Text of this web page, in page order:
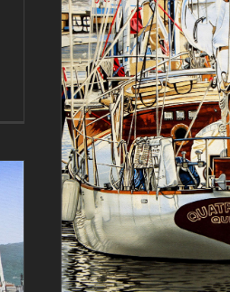
Une oeuvre
la valeur
Blog Mes peintures en